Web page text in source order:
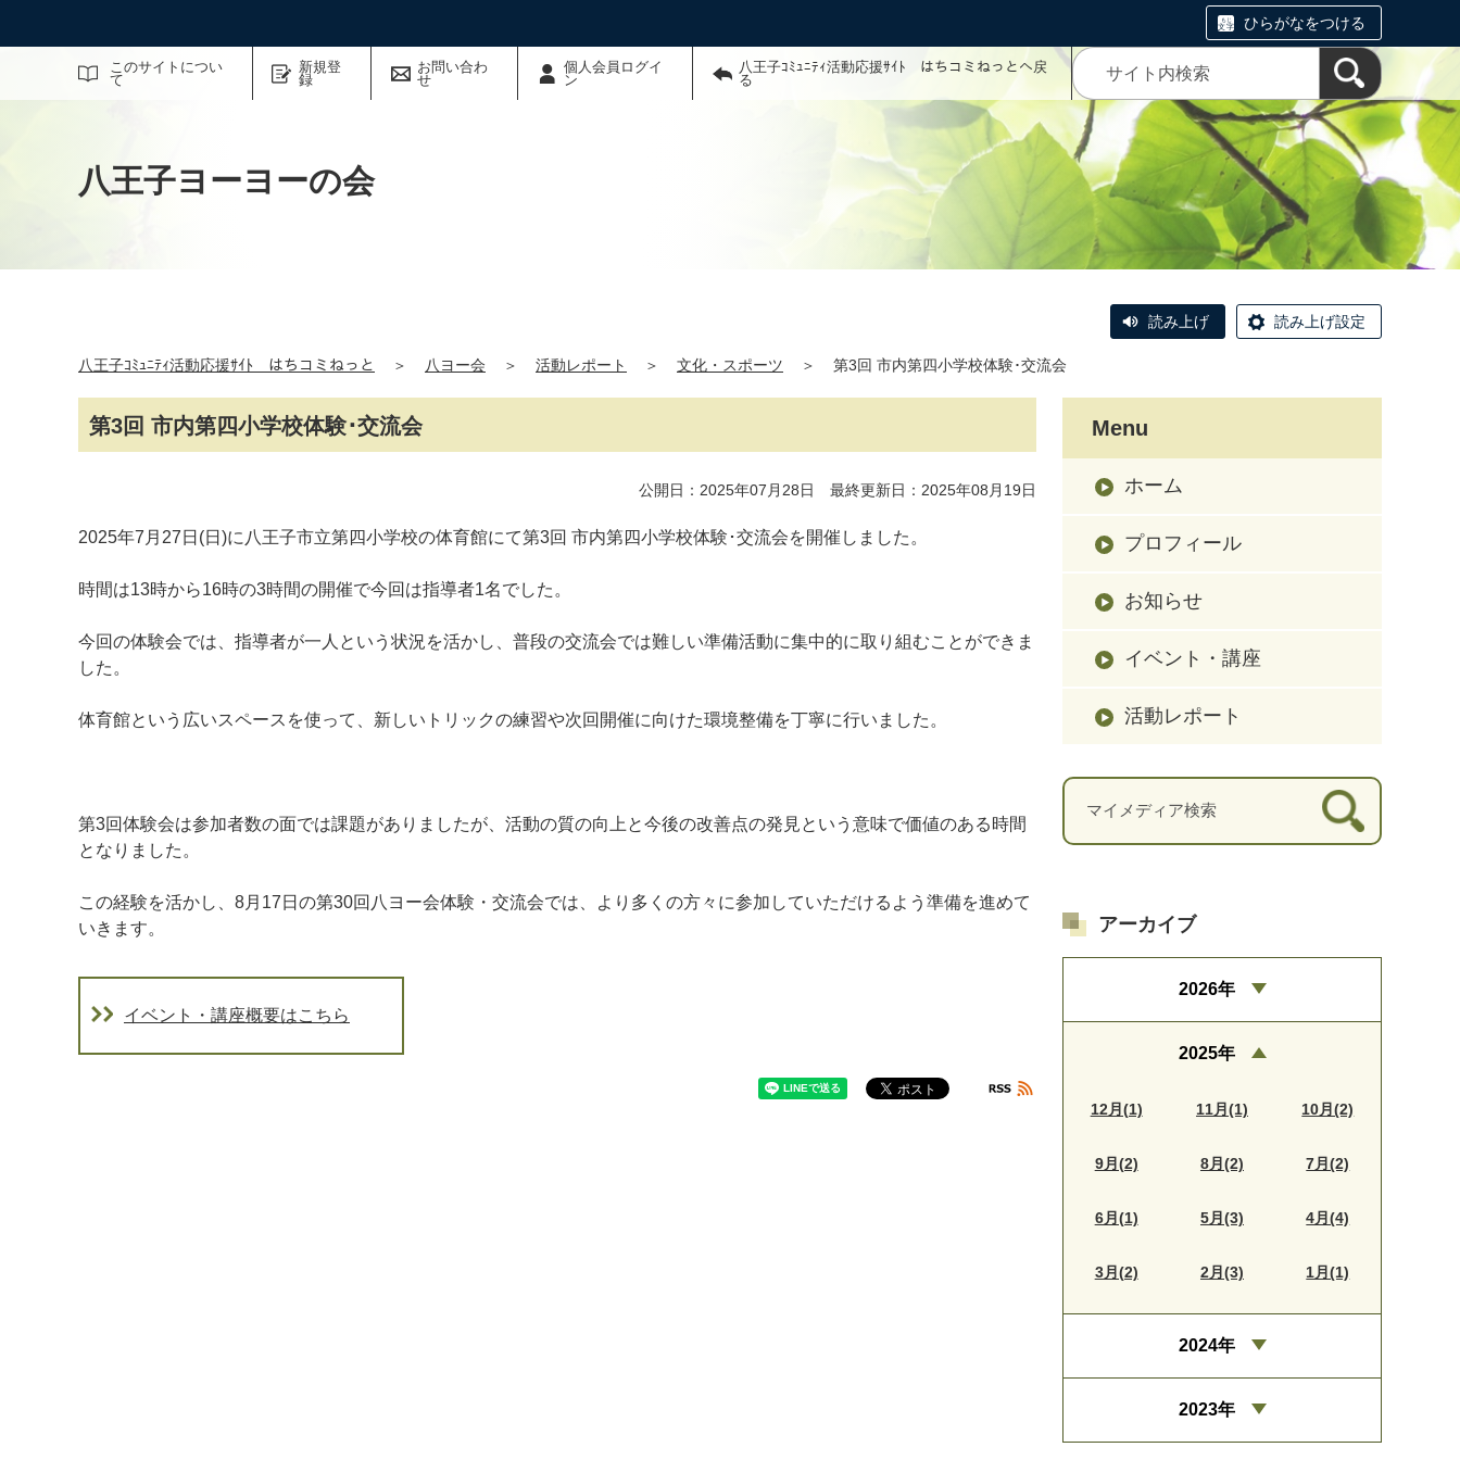
ひらがなをつける
このサイトについ
て
新規登
録
お問い合わ
せ
個人会員ログイ
ン
八王子ｺﾐｭﾆﾃｨ活動応援ｻｲﾄ はちコミねっとへ戻
る
サイト内検索
八王子ヨーヨーの会
読み上げ 読み上げ設定
八王子ｺﾐｭﾆﾃｨ活動応援ｻｲﾄ はちコミねっと ＞ 八ヨー会 ＞ 活動レポート ＞ 文化・スポーツ ＞ 第3回 市内第四小学校体験･交流会
第3回 市内第四小学校体験･交流会
公開日：2025年07月28日 最終更新日：2025年08月19日
2025年7月27日(日)に八王子市立第四小学校の体育館にて第3回 市内第四小学校体験･交流会を開催しました。
時間は13時から16時の3時間の開催で今回は指導者1名でした。
今回の体験会では、指導者が一人という状況を活かし、普段の交流会では難しい準備活動に集中的に取り組むことができま
した。
体育館という広いスペースを使って、新しいトリックの練習や次回開催に向けた環境整備を丁寧に行いました。
第3回体験会は参加者数の面では課題がありましたが、活動の質の向上と今後の改善点の発見という意味で価値のある時間
となりました。
この経験を活かし、8月17日の第30回八ヨー会体験・交流会では、より多くの方々に参加していただけるよう準備を進めて
いきます。
イベント・講座概要はこちら
Menu
ホーム
プロフィール
お知らせ
イベント・講座
活動レポート
アーカイブ
2026年
2025年
12月(1) 11月(1) 10月(2)
9月(2) 8月(2) 7月(2)
6月(1) 5月(3) 4月(4)
3月(2) 2月(3) 1月(1)
2024年
2023年